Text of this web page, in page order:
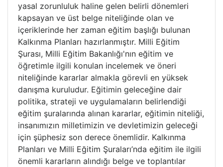
yasal zorunluluk haline gelen belirli dönemleri
kapsayan ve üst belge niteliğinde olan ve
içeriklerinde her zaman eğitim başlığı bulunan
Kalkınma Planları hazırlanmıştır. Milli Eğitim
Şurası, Milli Eğitim Bakanlığı'nın eğitim ve
öğretimle ilgili konulan incelemek ve öneri
niteliğinde kararlar almakla görevli en yüksek
danışma kuruludur. Eğitimin geleceğine dair
politika, strateji ve uygulamaların belirlendiği
eğitim şuralarında alınan kararlar, eğitimin niteliği,
insanımızın milletimizin ve devletimizin geleceği
için şüphesiz son derece önemlidir. Kalkınma
Planları ve Milli Eğitim Şuraları’nda eğitim ile ilgili
önemli kararların alındığı belge ve toplantılar